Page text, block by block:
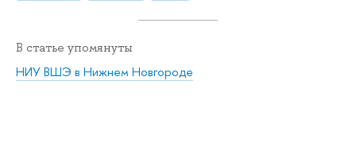
В статье упомянуты
НИУ ВШЭ в Нижнем Новгороде